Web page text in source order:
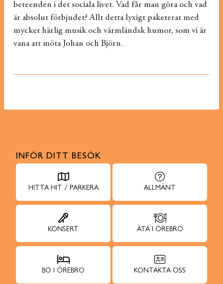
beteenden i det sociala livet. Vad får man göra och vad
är absolut förbjudet? Allt detta lyxigt paketerat med
mycket härlig musik och värmländsk humor, som vi är
vana att möta Johan och Björn.
INFÖR DITT BESÖK
HITTA HIT / PARKERA ALLMÄNT
KONSERT ÄTA I ÖREBRO
BO I ÖREBRO KONTAKTA OSS